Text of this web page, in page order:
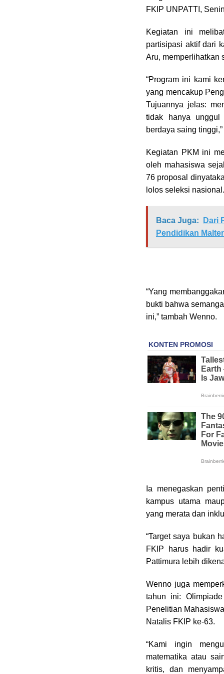
FKIP UNPATTI,
Kegiatan ini
partisipasi aktif dari
Aru, memperlihatkan
“Program ini kami
yang mencakup
Tujuannya jelas:
tidak hanya
berdaya saing
Kegiatan PKM ini
oleh mahasiswa
76 proposal
lolos seleksi nasional.
Baca Juga:
Dari
Pendidikan
“Yang
bukti bahwa
ini,” tambah Wenno.
Ia menegaskan
kampus utama
yang merata dan
“Target saya bukan
FKIP harus hadir
Pattimura lebih
Wenno juga
tahun ini:
Penelitian
Natalis FKIP ke-63.
“Kami ingin
matematika atau
kritis, dan